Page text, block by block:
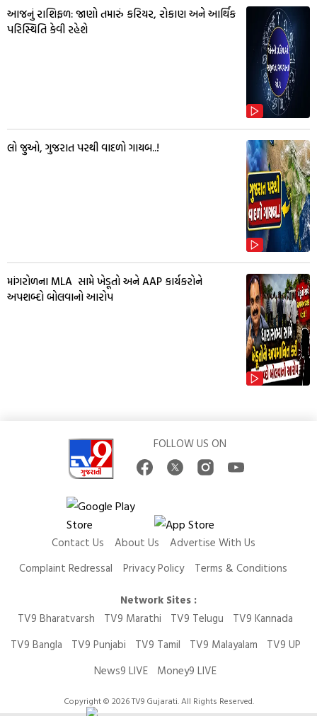
આજનું રાશિફળ: જાણો તમારું કરિયર, રોકાણ અને આર્થિક
પરિસ્થિતિ કેવી રહેશે
લો જુઓ, ગુજરાત પરથી વાદળો ગાયબ..!
માંગરોળના MLA સામે ખેડૂતો અને AAP કાર્યકરોને
અપશબ્દો બોલવાનો આરોપ
FOLLOW US ON
Contact Us About Us
Advertise With Us
Complaint Redressal
Privacy Policy
Terms & Conditions
Network Sites :
TV9 Bharatvarsh
TV9 Marathi TV9 Telugu
TV9 Kannada
TV9 Bangla
TV9 Punjabi TV9 Tamil TV9 Malayalam
TV9 UP
News9 LIVE
Money9 LIVE
Copyright © 2026 TV9 Gujarati. All Rights Reserved.